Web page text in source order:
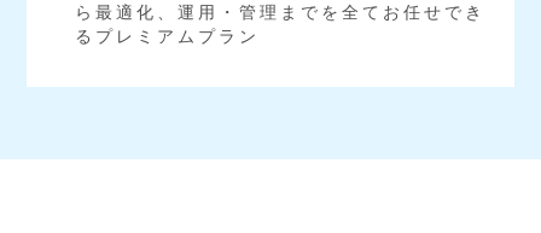
ら最適化、運用・管理までを全てお任せでき
るプレミアムプラン